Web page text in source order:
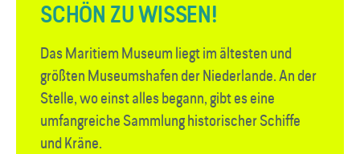
SCHÖN ZU WISSEN!
Das Maritiem Museum liegt im ältesten und
größten Museumshafen der Niederlande. An der
Stelle, wo einst alles begann, gibt es eine
umfangreiche Sammlung historischer Schiffe
und Kräne.